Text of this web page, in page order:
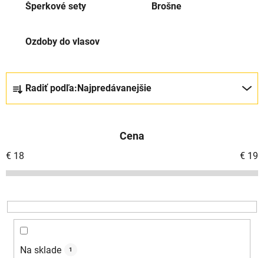
Šperkové sety Brošne
Ozdoby do vlasov
i
e
r
o
Radiť podľa: Najpredávanejšie
Cena
€ 18 € 19
Na sklade 1